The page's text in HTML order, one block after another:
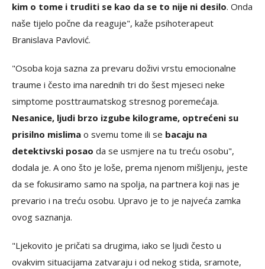
kim o tome i truditi se kao da se to nije ni desilo. Onda
naše tijelo počne da reaguje", kaže psihoterapeut
Branislava Pavlović.
"Osoba koja sazna za prevaru doživi vrstu emocionalne
traume i često ima narednih tri do šest mjeseci neke
simptome posttraumatskog stresnog poremećaja.
Nesanice, ljudi brzo izgube kilograme, optrećeni su
prisilno mislima o svemu tome ili se bacaju na
detektivski posao da se usmjere na tu treću osobu",
dodala je. A ono što je loše, prema njenom mišljenju, jeste
da se fokusiramo samo na spolja, na partnera koji nas je
prevario i na treću osobu. Upravo je to je najveća zamka
ovog saznanja.
"Ljekovito je pričati sa drugima, iako se ljudi često u
ovakvim situacijama zatvaraju i od nekog stida, sramote,